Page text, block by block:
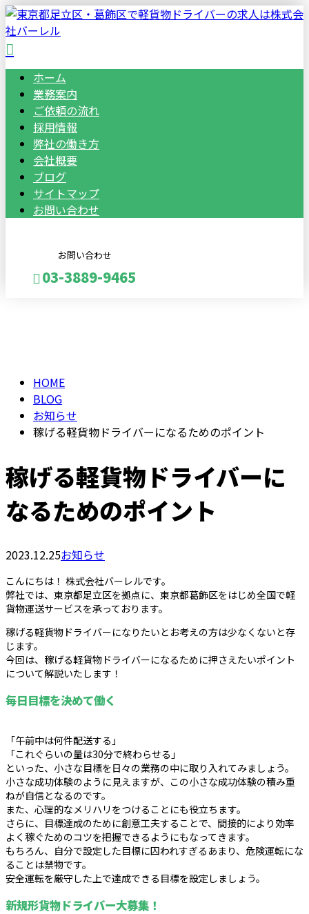
ホーム
業務案内
ご依頼の流れ
採用情報
弊社の働き方
会社概要
ブログ
サイトマップ
お問い合わせ
お問い合わせ
03-3889-9465
HOME
BLOG
お知らせ
稼げる軽貨物ドライバーになるためのポイント
稼げる軽貨物ドライバーに
なるためのポイント
2023.12.25お知らせ
こんにちは！ 株式会社バーレルです。
弊社では、東京都足立区を拠点に、東京都葛飾区をはじめ全国で軽
貨物運送サービスを承っております。
稼げる軽貨物ドライバーになりたいとお考えの方は少なくないと存
じます。
今回は、稼げる軽貨物ドライバーになるために押さえたいポイント
について解説いたします！
毎日目標を決めて働く
「午前中は何件配送する」
「これぐらいの量は30分で終わらせる」
といった、小さな目標を日々の業務の中に取り入れてみましょう。
小さな成功体験のように見えますが、この小さな成功体験の積み重
ねが自信となるのです。
また、心理的なメリハリをつけることにも役立ちます。
さらに、目標達成のために創意工夫することで、間接的により効率
よく稼ぐためのコツを把握できるようにもなってきます。
もちろん、自分で設定した目標に囚われすぎるあまり、危険運転にな
ることは禁物です。
安全運転を厳守した上で達成できる目標を設定しましょう。
新規形貨物ドライバー大募集！